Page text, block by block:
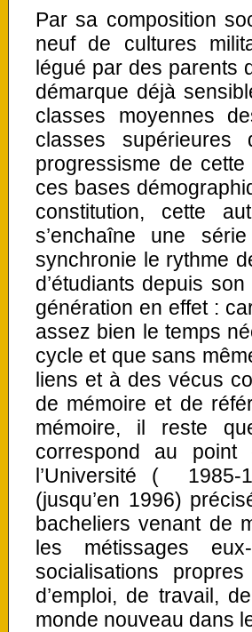
Par sa composition
neuf de cultures
légué par des parents
démarque déjà
classes moyennes
classes supérieures
progressisme de
ces bases
constitution, cette
s’enchaîne une
synchronie le rythme
d’étudiants depuis
génération en effet :
assez bien le temps
cycle et que sans
liens et à des vécus
de mémoire et de
mémoire, il reste
correspond au point
l’Université ( 1985-
(jusqu’en 1996)
bacheliers venant de
les métissages
socialisations
d’emploi, de travail,
monde nouveau dans